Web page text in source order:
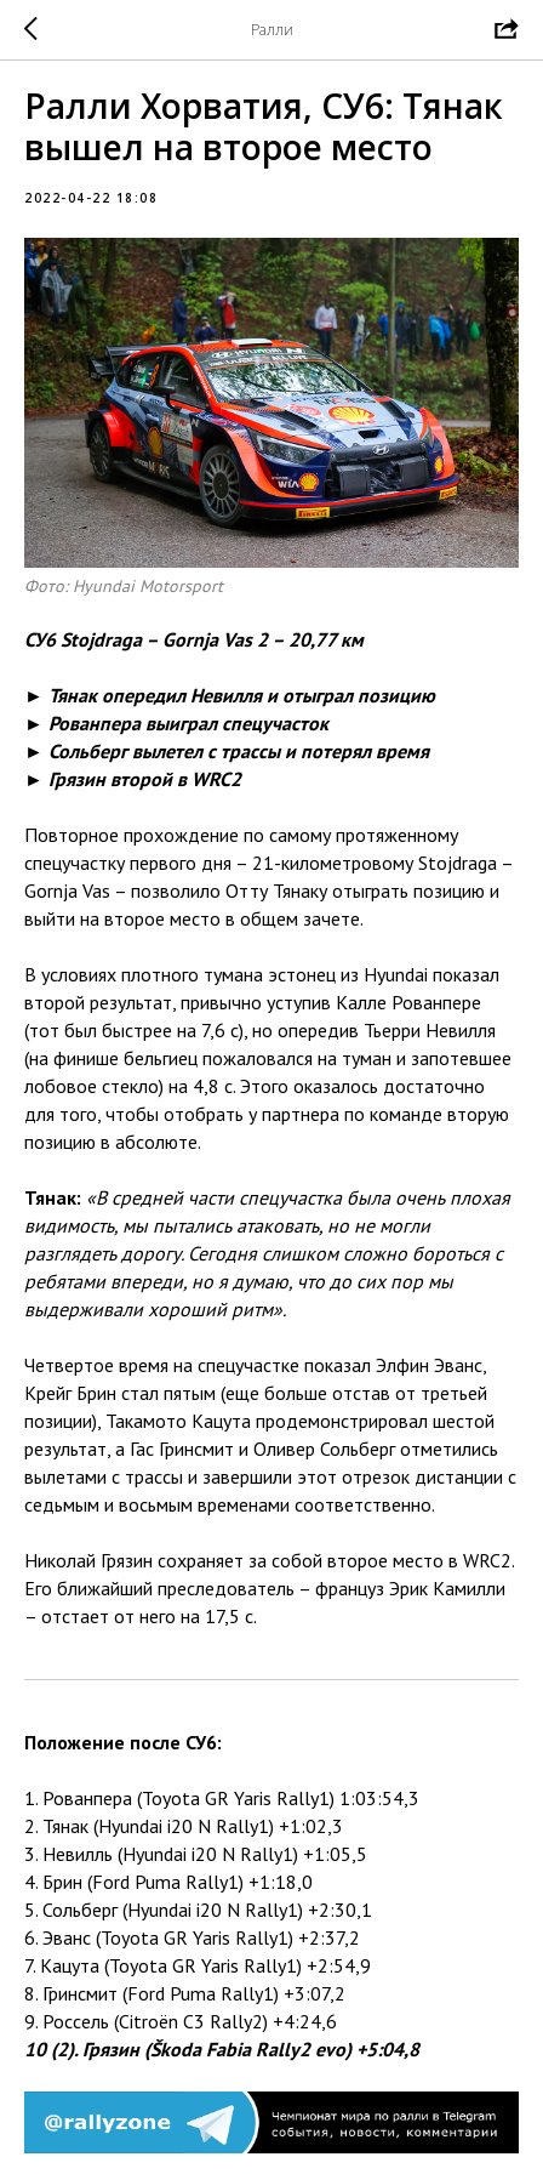
Ралли
Ралли Хорватия, СУ6: Тянак
вышел на второе место
2022-04-22 18:08
Фото: Hyundai Motorsport
СУ6 Stojdraga – Gornja Vas 2 – 20,77 км
► Тянак опередил Невилля и отыграл позицию
► Рованпера выиграл спецучасток
► Сольберг вылетел с трассы и потерял время
► Грязин второй в WRC2
Повторное прохождение по самому протяженному
спецучастку первого дня – 21-километровому Stojdraga –
Gornja Vas – позволило Отту Тянаку отыграть позицию и
выйти на второе место в общем зачете.
В условиях плотного тумана эстонец из Hyundai показал
второй результат, привычно уступив Калле Рованпере
(тот был быстрее на 7,6 с), но опередив Тьерри Невилля
(на финише бельгиец пожаловался на туман и запотевшее
лобовое стекло) на 4,8 с. Этого оказалось достаточно
для того, чтобы отобрать у партнера по команде вторую
позицию в абсолюте.
Тянак: «В средней части спецучастка была очень плохая
видимость, мы пытались атаковать, но не могли
разглядеть дорогу. Сегодня слишком сложно бороться с
ребятами впереди, но я думаю, что до сих пор мы
выдерживали хороший ритм».
Четвертое время на спецучастке показал Элфин Эванс,
Крейг Брин стал пятым (еще больше отстав от третьей
позиции), Такамото Кацута продемонстрировал шестой
результат, а Гас Гринсмит и Оливер Сольберг отметились
вылетами с трассы и завершили этот отрезок дистанции с
седьмым и восьмым временами соответственно.
Николай Грязин сохраняет за собой второе место в WRC2.
Его ближайший преследователь – француз Эрик Камилли
– отстает от него на 17,5 с.
Положение после СУ6:
1. Рованпера (Toyota GR Yaris Rally1) 1:03:54,3
2. Тянак (Hyundai i20 N Rally1) +1:02,3
3. Невилль (Hyundai i20 N Rally1) +1:05,5
4. Брин (Ford Puma Rally1) +1:18,0
5. Сольберг (Hyundai i20 N Rally1) +2:30,1
6. Эванс (Toyota GR Yaris Rally1) +2:37,2
7. Кацута (Toyota GR Yaris Rally1) +2:54,9
8. Гринсмит (Ford Puma Rally1) +3:07,2
9. Россель (Citroën C3 Rally2) +4:24,6
10 (2). Грязин (Škoda Fabia Rally2 evo) +5:04,8